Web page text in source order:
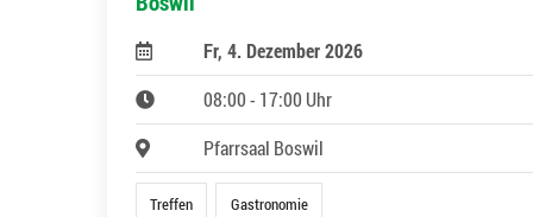
Fr, 4. Dezember 2026
08:00 - 17:00 Uhr
Pfarrsaal Boswil
Treffen Gastronomie